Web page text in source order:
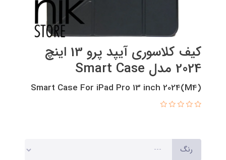
کیف کلاسوری آیپد پرو 13 اینچ
2024 مدل Smart Case
(M4)Smart Case For iPad Pro 13 inch 2024
رنگ